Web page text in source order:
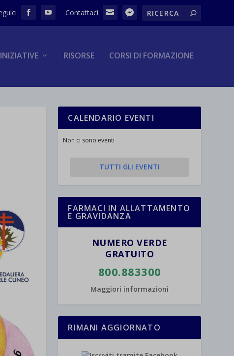
INIZIATIVE RISORSE CORSI DI FORMAZIONE
CALENDARIO EVENTI
Non ci sono eventi
TUTTI GLI EVENTI
FARMACI IN ALLATTAMENTO
E GRAVIDANZA
NUMERO VERDE
GRATUITO
800.883300
Maggiori informazioni
RIMANI AGGIORNATO